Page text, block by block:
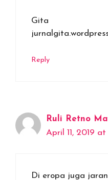
Gita
Reply
Ruli Retno
April 11, 2019 at
Di eropa juga